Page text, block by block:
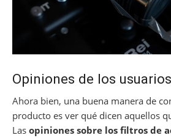
Opiniones de los usuarios
Ahora bien, una buena manera de
producto es ver qué dicen aquellos
Las opiniones sobre los filtros de